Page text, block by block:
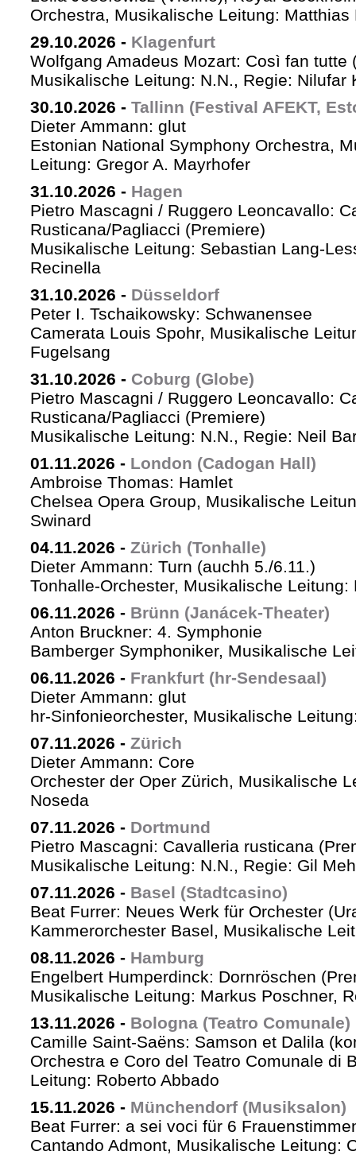
Orchestra, Musikalische Leitung: Matthias
29.10.2026 - Klagenfurt
Wolfgang Amadeus Mozart: Così fan tutte
Musikalische Leitung: N.N., Regie: Nilufar
30.10.2026 - Tallinn (Festival AFEKT,
Dieter Ammann: glut
Estonian National Symphony Orchestra,
Leitung: Gregor A. Mayrhofer
31.10.2026 - Hagen
Pietro Mascagni / Ruggero Leoncavallo:
Rusticana/Pagliacci (Premiere)
Musikalische Leitung: Sebastian Lang-
Recinella
31.10.2026 - Düsseldorf
Peter I. Tschaikowsky: Schwanensee
Camerata Louis Spohr, Musikalische
Fugelsang
31.10.2026 - Coburg (Globe)
Pietro Mascagni / Ruggero Leoncavallo:
Rusticana/Pagliacci (Premiere)
Musikalische Leitung: N.N., Regie: Neil
01.11.2026 - London (Cadogan Hall)
Ambroise Thomas: Hamlet
Chelsea Opera Group, Musikalische
Swinard
04.11.2026 - Zürich (Tonhalle)
Dieter Ammann: Turn (auchh 5./6.11.)
Tonhalle-Orchester, Musikalische Leitung:
06.11.2026 - Brünn (Janácek-Theater)
Anton Bruckner: 4. Symphonie
Bamberger Symphoniker, Musikalische
06.11.2026 - Frankfurt (hr-Sendesaal)
Dieter Ammann: glut
hr-Sinfonieorchester, Musikalische
07.11.2026 - Zürich
Dieter Ammann: Core
Orchester der Oper Zürich, Musikalische
Noseda
07.11.2026 - Dortmund
Pietro Mascagni: Cavalleria rusticana
Musikalische Leitung: N.N., Regie: Gil
07.11.2026 - Basel (Stadtcasino)
Beat Furrer: Neues Werk für Orchester
Kammerorchester Basel, Musikalische
08.11.2026 - Hamburg
Engelbert Humperdinck: Dornröschen
Musikalische Leitung: Markus Poschner,
13.11.2026 - Bologna (Teatro Comunale)
Camille Saint-Saëns: Samson et Dalila
Orchestra e Coro del Teatro Comunale di
Leitung: Roberto Abbado
15.11.2026 - Münchendorf (Musiksalon)
Beat Furrer: a sei voci für 6
Cantando Admont, Musikalische Leitung: